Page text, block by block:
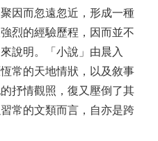
因而忽遠忽近，形成一種
烈的經驗歷程，因而並不
說明。「小說」由晨入
常的天地情狀，以及敘事
抒情觀照，復又壓倒了其
常的文類而言，自亦是跨